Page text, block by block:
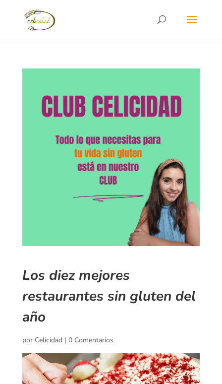
Los diez mejores
restaurantes sin gluten del
año
por Celicidad| 0 Comentarios